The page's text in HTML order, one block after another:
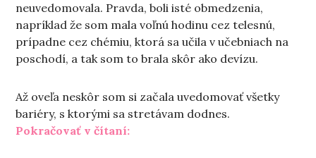
neuvedomovala. Pravda, boli isté obmedzenia,
napríklad že som mala voľnú hodinu cez telesnú,
prípadne cez chémiu, ktorá sa učila v učebniach na
poschodí, a tak som to brala skôr ako devízu.
Až oveľa neskôr som si začala uvedomovať všetky
bariéry, s ktorými sa stretávam dodnes.
Pokračovať v čítaní:„Zo života s pomocnými